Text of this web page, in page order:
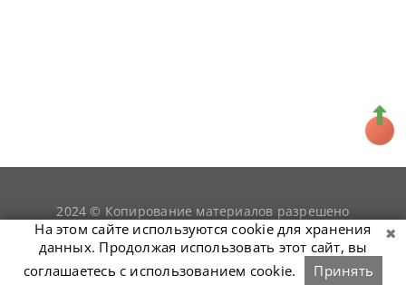
2024 © Копирование материалов разрешено
только при условии гиперссылки наsnookerist.ru
На этом сайте используются cookie для хранения
данных. Продолжая использовать этот сайт, вы
соглашаетесь с использованием cookie.
Принять